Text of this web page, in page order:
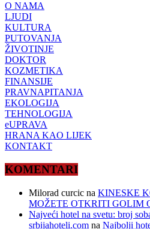
O NAMA
LJUDI
KULTURA
PUTOVANJA
ŽIVOTINJE
DOKTOR
KOZMETIKA
FINANSIJE
PRAVNAPITANJA
EKOLOGIJA
TEHNOLOGIJA
eUPRAVA
HRANA KAO LIJEK
KONTAKT
KOMENTARI
Milorad curcic na KINESKE
MOŽETE OTKRITI GOLIM
Najveći hotel na svetu: broj
srbijahoteli.com na Najbolji